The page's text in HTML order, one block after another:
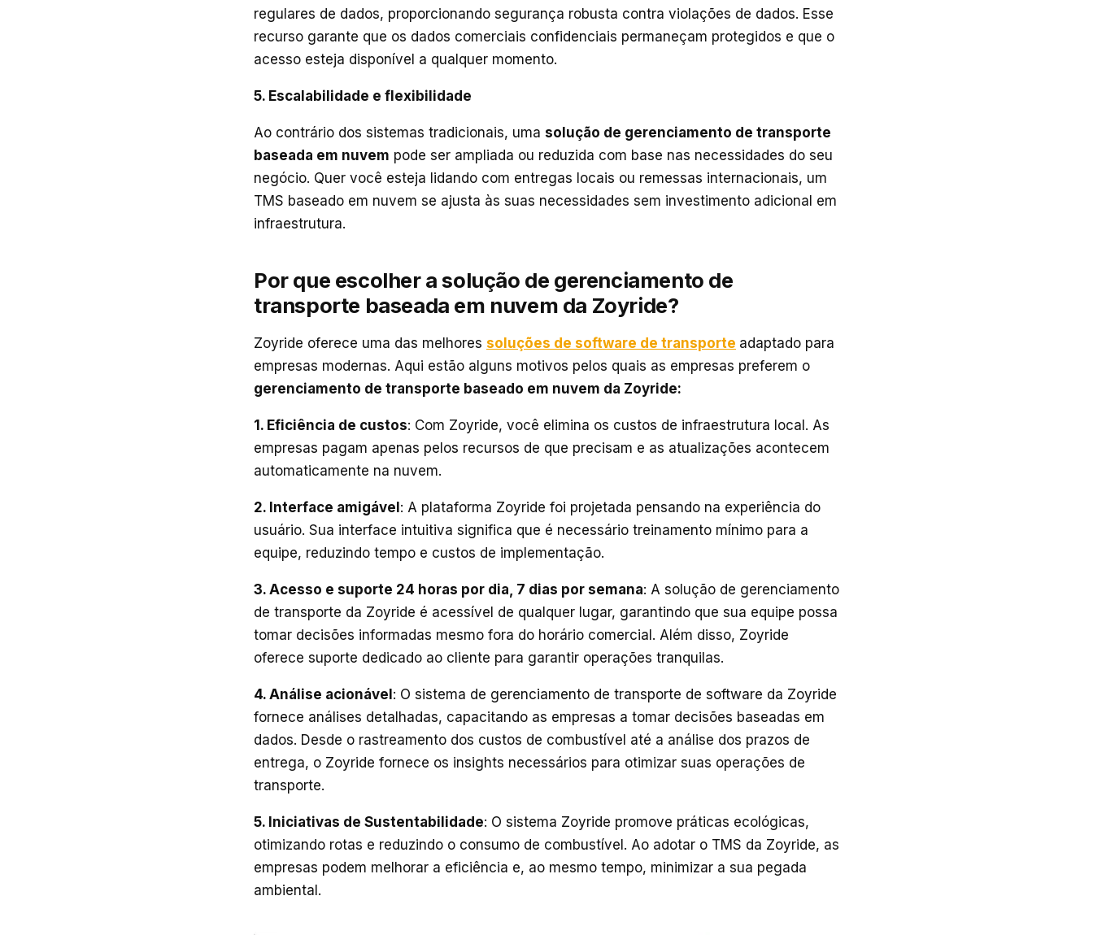
regulares de dados, proporcionando segurança robusta contra violações de dados. Esse
recurso garante que os dados comerciais confidenciais permaneçam protegidos e que o
acesso esteja disponível a qualquer momento.
5. Escalabilidade e flexibilidade
Ao contrário dos sistemas tradicionais, uma solução de gerenciamento de transporte
baseada em nuvem pode ser ampliada ou reduzida com base nas necessidades do seu
negócio. Quer você esteja lidando com entregas locais ou remessas internacionais, um
TMS baseado em nuvem se ajusta às suas necessidades sem investimento adicional em
infraestrutura.
Por que escolher a solução de gerenciamento de
transporte baseada em nuvem da Zoyride?
Zoyride oferece uma das melhores soluções de software de transporte adaptado para
empresas modernas. Aqui estão alguns motivos pelos quais as empresas preferem o
gerenciamento de transporte baseado em nuvem da Zoyride:
1. Eficiência de custos: Com Zoyride, você elimina os custos de infraestrutura local. As
empresas pagam apenas pelos recursos de que precisam e as atualizações acontecem
automaticamente na nuvem.
2. Interface amigável: A plataforma Zoyride foi projetada pensando na experiência do
usuário. Sua interface intuitiva significa que é necessário treinamento mínimo para a
equipe, reduzindo tempo e custos de implementação.
3. Acesso e suporte 24 horas por dia, 7 dias por semana: A solução de gerenciamento
de transporte da Zoyride é acessível de qualquer lugar, garantindo que sua equipe possa
tomar decisões informadas mesmo fora do horário comercial. Além disso, Zoyride
oferece suporte dedicado ao cliente para garantir operações tranquilas.
4. Análise acionável: O sistema de gerenciamento de transporte de software da Zoyride
fornece análises detalhadas, capacitando as empresas a tomar decisões baseadas em
dados. Desde o rastreamento dos custos de combustível até a análise dos prazos de
entrega, o Zoyride fornece os insights necessários para otimizar suas operações de
transporte.
5. Iniciativas de Sustentabilidade: O sistema Zoyride promove práticas ecológicas,
otimizando rotas e reduzindo o consumo de combustível. Ao adotar o TMS da Zoyride, as
empresas podem melhorar a eficiência e, ao mesmo tempo, minimizar a sua pegada
ambiental.